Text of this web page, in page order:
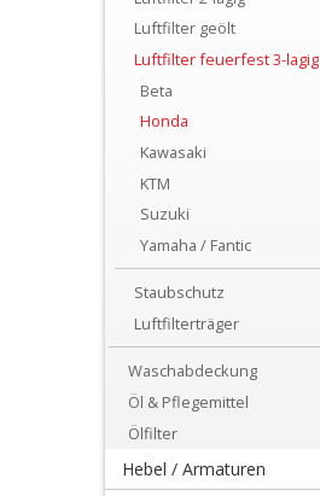
Schmierstoffe
Luftfilter
Luftfilter
Luftfilter
Luftfilter geölt
Luftfilter feuerfest 3-lagig
Beta
Honda
Kawasaki
KTM
Suzuki
Yamaha / Fantic
Staubschutz
Luftfilterträger
Waschabdeckung
Öl & Pflegemittel
Ölfilter
Hebel / Armaturen